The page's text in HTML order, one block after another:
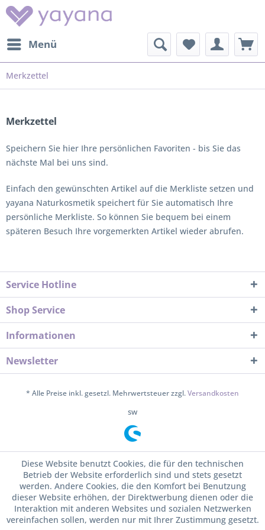
Menü
Merkzettel
Merkzettel
Speichern Sie hier Ihre persönlichen Favoriten - bis Sie das
nächste Mal bei uns sind.
Einfach den gewünschten Artikel auf die Merkliste setzen und
yayana Naturkosmetik speichert für Sie automatisch Ihre
persönliche Merkliste. So können Sie bequem bei einem
späteren Besuch Ihre vorgemerkten Artikel wieder abrufen.
Service Hotline
Shop Service
Informationen
Newsletter
* Alle Preise inkl. gesetzl. Mehrwertsteuer zzgl.Versandkosten
sw
Diese Website benutzt Cookies, die für den technischen
Betrieb der Website erforderlich sind und stets gesetzt
werden. Andere Cookies, die den Komfort bei Benutzung
dieser Website erhöhen, der Direktwerbung dienen oder die
Interaktion mit anderen Websites und sozialen Netzwerken
vereinfachen sollen, werden nur mit Ihrer Zustimmung gesetzt.